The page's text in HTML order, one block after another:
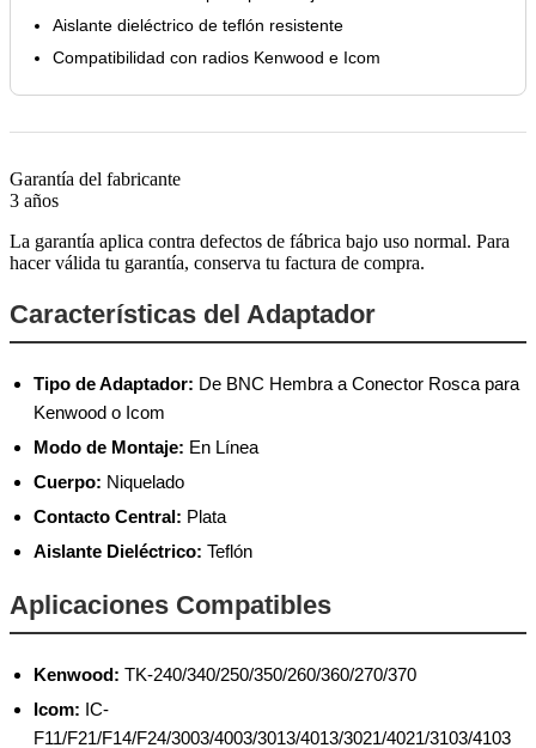
Aislante dieléctrico de teflón resistente
Compatibilidad con radios Kenwood e Icom
Garantía del fabricante
3 años
La garantía aplica contra defectos de fábrica bajo uso normal. Para
hacer válida tu garantía, conserva tu factura de compra.
Características del Adaptador
Tipo de Adaptador: De BNC Hembra a Conector Rosca para
Kenwood o Icom
Modo de Montaje: En Línea
Cuerpo: Niquelado
Contacto Central: Plata
Aislante Dieléctrico: Teflón
Aplicaciones Compatibles
Kenwood: TK-240/340/250/350/260/360/270/370
Icom: IC-
F11/F21/F14/F24/3003/4003/3013/4013/3021/4021/3103/4103